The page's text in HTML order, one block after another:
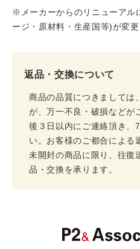
※メーカーからのリニューアル
ージ・原材料・生産国等)が変
返品・交換について
商品の品質につきましては
が、万一不良・破損などが
後３日以内にご連絡頂き、
い。お客様のご都合による
未開封の商品に限り、往復
品・交換を承ります。